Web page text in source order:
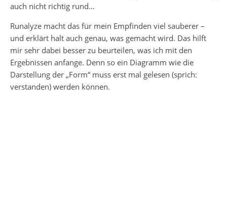
auch nicht richtig rund…
Runalyze macht das für mein Empfinden viel sauberer –
und erklärt halt auch genau, was gemacht wird. Das hilft
mir sehr dabei besser zu beurteilen, was ich mit den
Ergebnissen anfange. Denn so ein Diagramm wie die
Darstellung der „Form“ muss erst mal gelesen (sprich:
verstanden) werden können.